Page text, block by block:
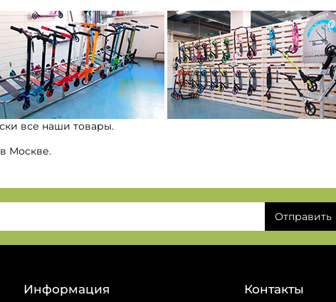
все наши товары.
Москве.
Отправить
Информация Контакты